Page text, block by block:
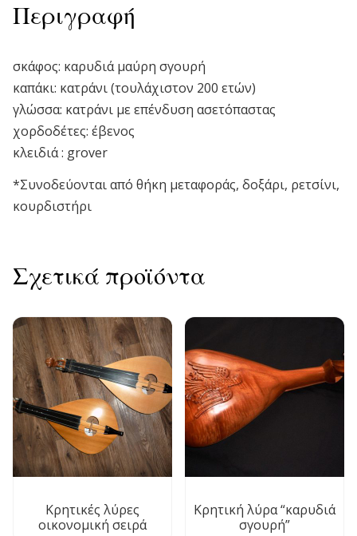
Περιγραφή
σκάφος: καρυδιά μαύρη σγουρή
καπάκι: κατράνι (τουλάχιστον 200 ετών)
γλώσσα: κατράνι με επένδυση ασετόπαστας
χορδοδέτες: έβενος
κλειδιά : grover
*Συνοδεύονται από θήκη μεταφοράς, δοξάρι, ρετσίνι,
κουρδιστήρι
Σχετικά προϊόντα
Κρητικές λύρες
οικονομική σειρά
Κρητική λύρα “καρυδιά
σγουρή”